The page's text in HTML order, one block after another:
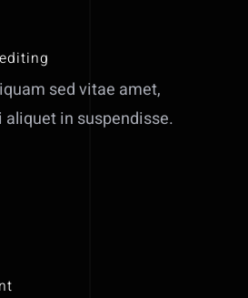
sed vitae amet,
aliquet in suspendisse.